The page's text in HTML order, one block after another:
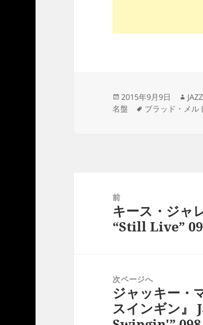
投
稿
2015年9月9日
作
成
名盤
タ
ブラッド・メル
前
前
の
キース・ジ
“Still Live”
次ページへ
次
の
投
ジャッキー・
スインギン』